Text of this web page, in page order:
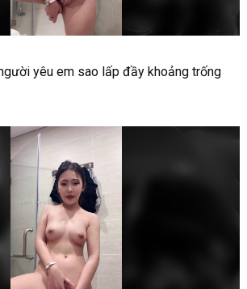
yêu em sao lấp đầy khoảng trống